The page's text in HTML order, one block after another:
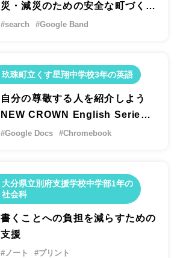
災・減災のための安全な町づくり
とその取組 ―水霊石（みずたまい
#search #Google Band
玖珠町立くす星翔中学校3年の英語
自分の尊敬する人を紹介しよう
NEW CROWN English Series 3
Lesson 5 「I Have a Dream,」
#Google Docs #Chromebook
大分県立別府支援学校中学部1年の
社会科
書くことへの負担を減らすための
支援
#ノート #プリント